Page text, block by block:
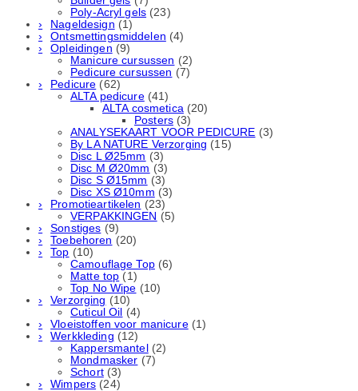
Poly-Acryl gels (23)
Nageldesign (1)
Ontsmettingsmiddelen (4)
Opleidingen (9)
Manicure cursussen (2)
Pedicure cursussen (7)
Pedicure (62)
ALTA pedicure (41)
ALTA cosmetica (20)
Posters (3)
ANALYSEKAART VOOR PEDICURE (3)
By LA NATURE Verzorging (15)
Disc L Ø25mm (3)
Disc M Ø20mm (3)
Disc S Ø15mm (3)
Disc XS Ø10mm (3)
Promotieartikelen (23)
VERPAKKINGEN (5)
Sonstiges (9)
Toebehoren (20)
Top (10)
Camouflage Top (6)
Matte top (1)
Top No Wipe (10)
Verzorging (10)
Cuticul Oil (4)
Vloeistoffen voor manicure (1)
Werkkleding (12)
Kappersmantel (2)
Mondmasker (7)
Schort (3)
Wimpers (24)